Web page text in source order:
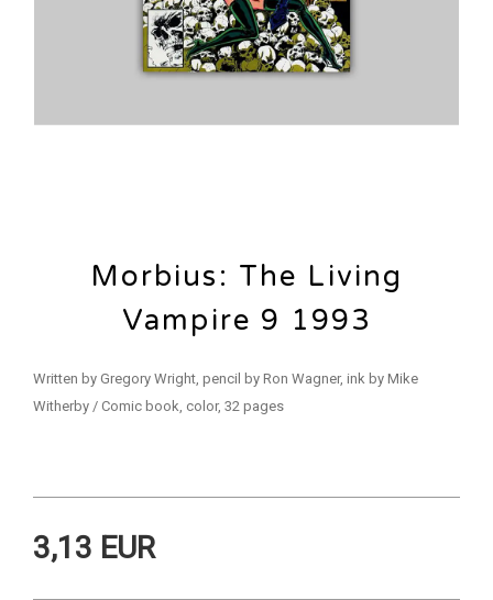
Morbius: The Living
Vampire 9 1993
Written by Gregory Wright, pencil by Ron Wagner, ink by Mike
Witherby / Comic book, color, 32 pages
3,13 EUR